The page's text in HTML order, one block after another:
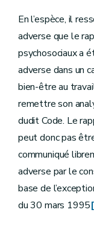
En l’espèce, il
adverse que le
psychosociaux a
adverse dans un
bien-être au
remettre son
dudit Code. Le
peut donc pas
communiqué
adverse par le
base de
du 30 mars 1995